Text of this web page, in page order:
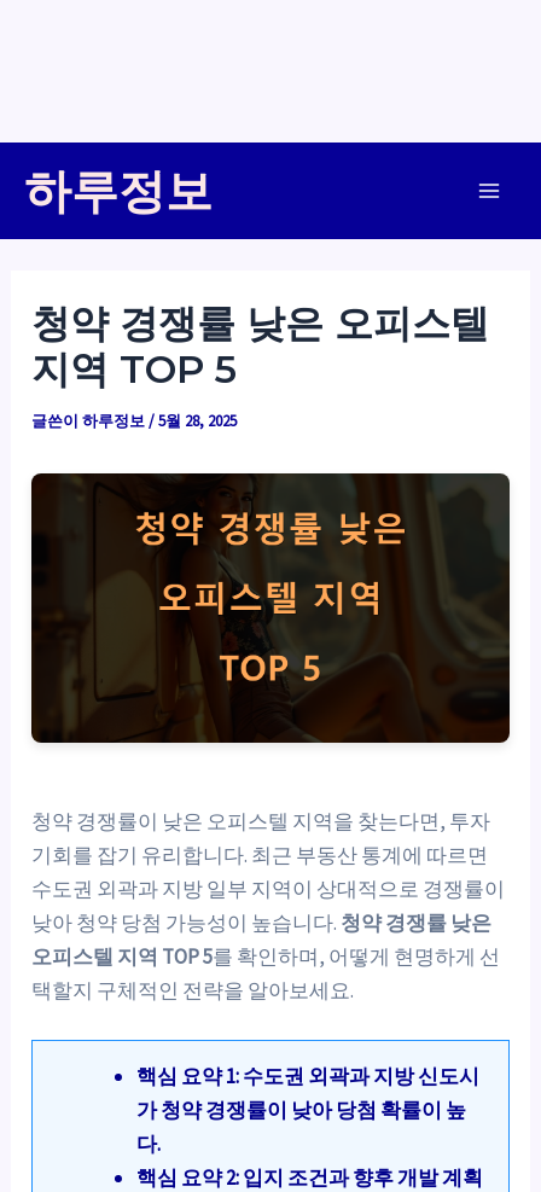
하루정보
청약 경쟁률 낮은 오피스텔
지역 TOP 5
글쓴이하루정보/5월 28, 2025
청약 경쟁률이 낮은 오피스텔 지역을 찾는다면, 투자
기회를 잡기 유리합니다. 최근 부동산 통계에 따르면
수도권 외곽과 지방 일부 지역이 상대적으로 경쟁률이
낮아 청약 당첨 가능성이 높습니다. 청약 경쟁률 낮은
오피스텔 지역 TOP 5를 확인하며, 어떻게 현명하게 선
택할지 구체적인 전략을 알아보세요.
핵심 요약 1: 수도권 외곽과 지방 신도시
가 청약 경쟁률이 낮아 당첨 확률이 높
다.
핵심 요약 2: 입지 조건과 향후 개발 계획